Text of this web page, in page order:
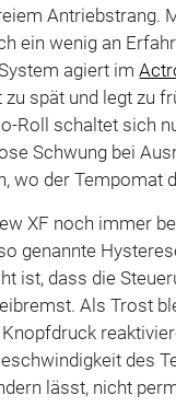
Antriebstrang.
ein wenig an
agiert im
spät und legt zu
Roll schaltet sich
Schwung bei
wo der Tempomat
XF noch immer
genannte
ist, dass die
Als Trost
des
lässt, nicht